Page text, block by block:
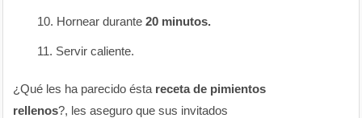
Hornear durante20 minutos.
Servir caliente.
¿Qué les ha parecido ésta receta de pimientos
rellenos?, les aseguro que sus invitados